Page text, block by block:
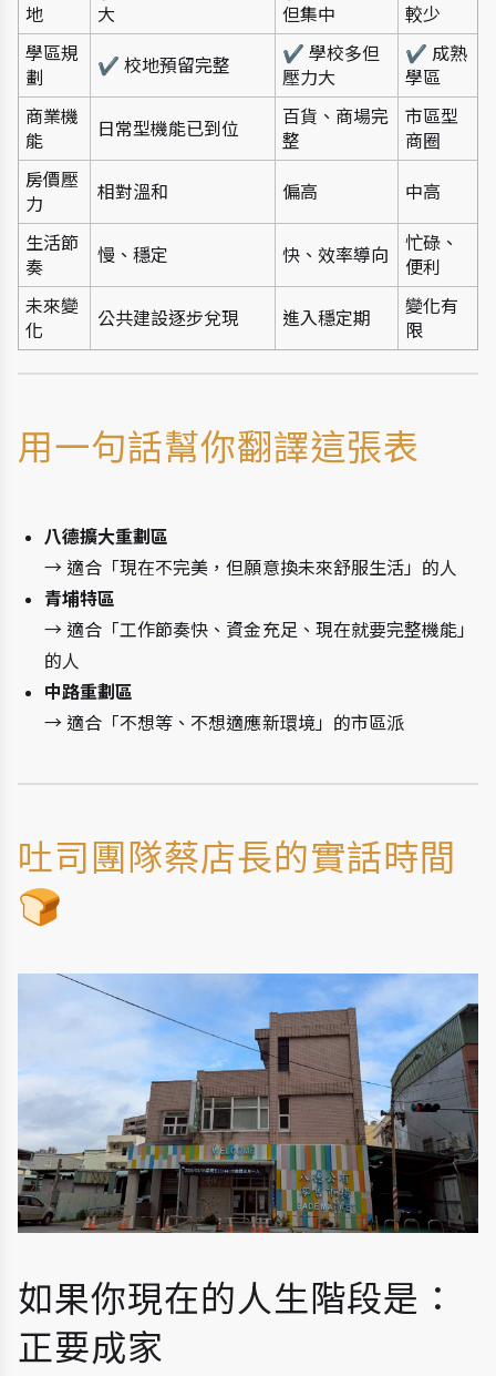
地
大
但集中
較少
學區規
劃
✔ 校地預留完整
✔ 學校多但
壓力大
✔ 成熟
學區
商業機
能
日常型機能已到位
百貨、商場完
整
市區型
商圈
房價壓
力
相對溫和 偏高 中高
生活節
奏
慢、穩定 快、效率導向
忙碌、
便利
未來變
化
公共建設逐步兌現 進入穩定期
變化有
限
用一句話幫你翻譯這張表
八德擴大重劃區
→ 適合「現在不完美，但願意換未來舒服生活」的人
青埔特區
→ 適合「工作節奏快、資金充足、現在就要完整機能」
的人
中路重劃區
→ 適合「不想等、不想適應新環境」的市區派
吐司團隊蔡店長的實話時間
🍞
如果你現在的人生階段是：
正要成家